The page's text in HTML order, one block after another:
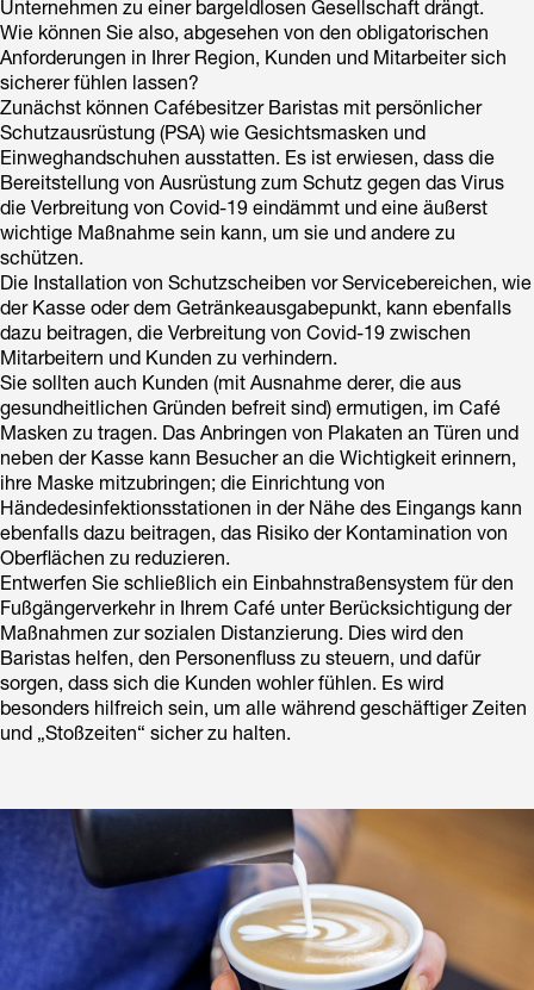
Unternehmen zu einer bargeldlosen Gesellschaft drängt.
Wie können Sie also, abgesehen von den obligatorischen
Anforderungen in Ihrer Region, Kunden und Mitarbeiter sich
sicherer fühlen lassen?
Zunächst können Cafébesitzer Baristas mit persönlicher
Schutzausrüstung (PSA) wie Gesichtsmasken und
Einweghandschuhen ausstatten. Es ist erwiesen, dass die
Bereitstellung von Ausrüstung zum Schutz gegen das Virus
die Verbreitung von Covid-19 eindämmt und eine äußerst
wichtige Maßnahme sein kann, um sie und andere zu
schützen.
Die Installation von Schutzscheiben vor Servicebereichen, wie
der Kasse oder dem Getränkeausgabepunkt, kann ebenfalls
dazu beitragen, die Verbreitung von Covid-19 zwischen
Mitarbeitern und Kunden zu verhindern.
Sie sollten auch Kunden (mit Ausnahme derer, die aus
gesundheitlichen Gründen befreit sind) ermutigen, im Café
Masken zu tragen. Das Anbringen von Plakaten an Türen und
neben der Kasse kann Besucher an die Wichtigkeit erinnern,
ihre Maske mitzubringen; die Einrichtung von
Händedesinfektionsstationen in der Nähe des Eingangs kann
ebenfalls dazu beitragen, das Risiko der Kontamination von
Oberflächen zu reduzieren.
Entwerfen Sie schließlich ein Einbahnstraßensystem für den
Fußgängerverkehr in Ihrem Café unter Berücksichtigung der
Maßnahmen zur sozialen Distanzierung. Dies wird den
Baristas helfen, den Personenfluss zu steuern, und dafür
sorgen, dass sich die Kunden wohler fühlen. Es wird
besonders hilfreich sein, um alle während geschäftiger Zeiten
und „Stoßzeiten“ sicher zu halten.